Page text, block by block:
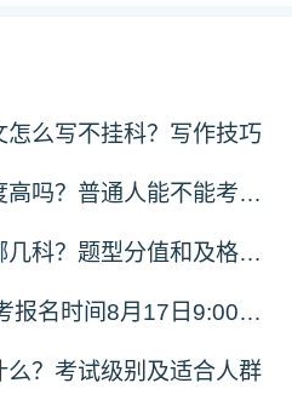
么写不挂科？写作技巧
软考系统分析师难度高吗？普通人能不能考过？
软考系统分析师考哪几科？题型分值和及格规则
2026下半年宿迁软考报名时间8月17日9:00至9月18日17:00
么？考试级别及适合人群